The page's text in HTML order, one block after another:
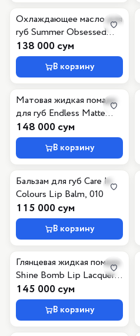
Охлаждающее масло для
губ Summer Obsessed
Cooling Lip Oil, C02
138 000 сум
В корзину
Матовая жидкая помада
для губ Endless Matte
Liquid Lipstick, 060
148 000 сум
В корзину
Бальзам для губ Care In
Colours Lip Balm, 010
115 000 сум
В корзину
Глянцевая жидкая помада
Shine Bomb Lip Lacquer,
060 Pinky Promise
145 000 сум
В корзину